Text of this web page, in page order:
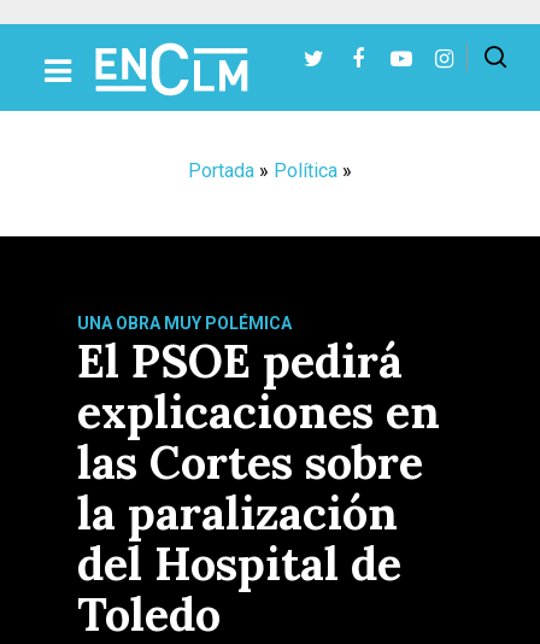
Portada » Política »
UNA OBRA MUY POLÉMICA
El PSOE pedirá
explicaciones en
las Cortes sobre
la paralización
del Hospital de
Toledo